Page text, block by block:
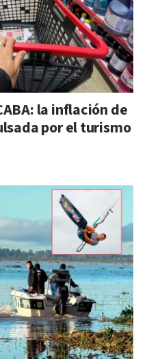
la inflación de
por el turismo